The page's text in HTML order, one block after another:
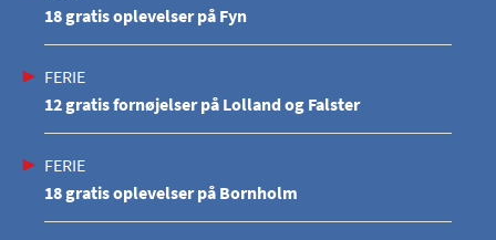
18 gratis oplevelser på Fyn
FERIE
12 gratis fornøjelser på Lolland og Falster
FERIE
18 gratis oplevelser på Bornholm